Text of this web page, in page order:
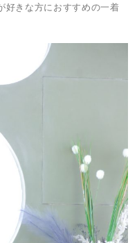
好きな方におすすめの一着